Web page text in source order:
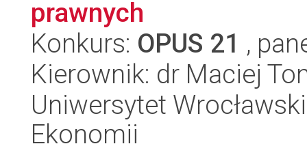
prawnych
Konkurs: OPUS 21 ,
Kierownik: dr Maciej
Uniwersytet
Ekonomii